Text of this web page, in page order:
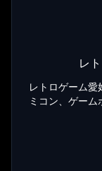
レ
レトロゲーム
ミコン、ゲー